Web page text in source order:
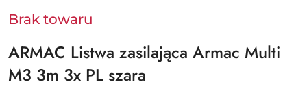
Brak towaru
ARMAC Listwa zasilająca Armac Multi
M3 3m 3x PL szara